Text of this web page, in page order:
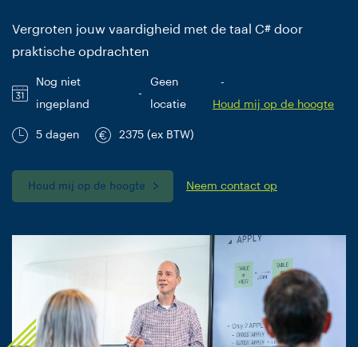
Vergroten jouw vaardigheid met de taal C# door
praktische opdrachten
Nog niet
ingepland
-
Geen
locatie
-
Houd mij op de hoogte
5 dagen 2375 (ex BTW)
Houd mij op de hoogte Neem contact op